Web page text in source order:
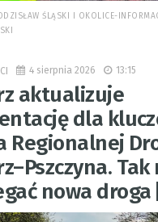
ŚLĄSKI I OKOLICE-
4 sierpnia 2026 13:15
aktualizuje
dla
Regionalnej
Tak
nowa droga